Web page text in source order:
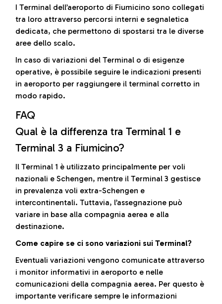
I Terminal dell’aeroporto di Fiumicino sono collegati
tra loro attraverso percorsi interni e segnaletica
dedicata, che permettono di spostarsi tra le diverse
aree dello scalo.
In caso di variazioni del Terminal o di esigenze
operative, è possibile seguire le indicazioni presenti
in aeroporto per raggiungere il terminal corretto in
modo rapido.
FAQ
Qual è la differenza tra Terminal 1 e
Terminal 3 a Fiumicino?
Il Terminal 1 è utilizzato principalmente per voli
nazionali e Schengen, mentre il Terminal 3 gestisce
in prevalenza voli extra-Schengen e
intercontinentali. Tuttavia, l’assegnazione può
variare in base alla compagnia aerea e alla
destinazione.
Come capire se ci sono variazioni sui Terminal?
Eventuali variazioni vengono comunicate attraverso
i monitor informativi in aeroporto e nelle
comunicazioni della compagnia aerea. Per questo è
importante verificare sempre le informazioni